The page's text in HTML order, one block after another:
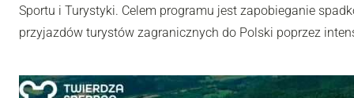
Sportu i Turystyki. Celem programu jest zapobieganie
przyjazdów turystów zagranicznych do Polski poprzez